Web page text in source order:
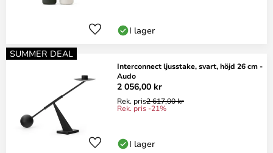
I lager
SUMMER DEAL
Interconnect ljusstake, svart, höjd 26 cm -
Audo
2 056,00 kr
Rek. pris2 617,00 kr
Rek. pris -21%
I lager